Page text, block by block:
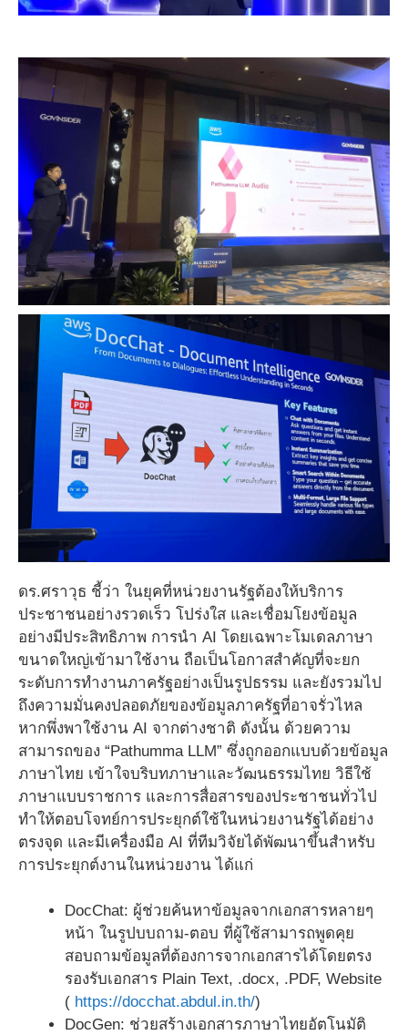
ดร.ศราวุธ ชี้ว่า ในยุคที่หน่วยงานรัฐต้องให้บริการ
ประชาชนอย่างรวดเร็ว โปร่งใส และเชื่อมโยงข้อมูล
อย่างมีประสิทธิภาพ การนำ AI โดยเฉพาะโมเดลภาษา
ขนาดใหญ่เข้ามาใช้งาน ถือเป็นโอกาสสำคัญที่จะยก
ระดับการทำงานภาครัฐอย่างเป็นรูปธรรม และยังรวมไป
ถึงความมั่นคงปลอดภัยของข้อมูลภาครัฐที่อาจรั่วไหล
หากพึ่งพาใช้งาน AI จากต่างชาติ ดังนั้น ด้วยความ
สามารถของ “Pathumma LLM” ซึ่งถูกออกแบบด้วยข้อมูล
ภาษาไทย เข้าใจบริบทภาษาและวัฒนธรรมไทย วิธีใช้
ภาษาแบบราชการ และการสื่อสารของประชาชนทั่วไป
ทำให้ตอบโจทย์การประยุกต์ใช้ในหน่วยงานรัฐได้อย่าง
ตรงจุด และมีเครื่องมือ AI ที่ทีมวิจัยได้พัฒนาขึ้นสำหรับ
การประยุกต์งานในหน่วยงาน ได้แก่
DocChat: ผู้ช่วยค้นหาข้อมูลจากเอกสารหลายๆ
หน้า ในรูปบบถาม-ตอบ ที่ผู้ใช้สามารถพูดคุย
สอบถามข้อมูลที่ต้องการจากเอกสารได้โดยตรง
รองรับเอกสาร Plain Text, .docx, .PDF, Website
( https://docchat.abdul.in.th/)
DocGen: ช่วยสร้างเอกสารภาษาไทยอัตโนมัติ